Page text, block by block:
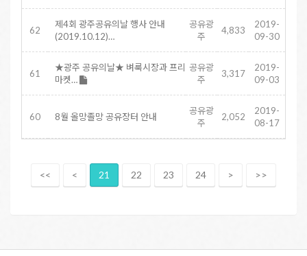
62
제4회 광주공유의날 행사 안내
(2019.10.12)…
공유광
주
4,833
2019-
09-30
61
★광주 공유의날★ 벼룩시장과 프리
마켓…
공유광
주
3,317
2019-
09-03
60 8월 올망졸망 공유장터 안내
공유광
주
2,052
2019-
08-17
<< < 21 22 23 24 > >>